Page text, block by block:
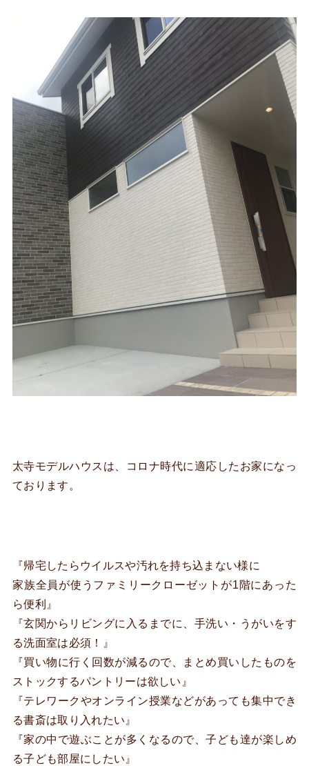
太寺モデルハウスは、コロナ時代に適応したお家になっ
ております。
『帰宅したらウイルスや汚れを持ち込まない様に
家族全員が使うファミリークローゼットが1階にあった
ら便利』
『玄関からリビングに入るまでに、手洗い・うがいをす
る洗面室は必須！』
『買い物に行く回数が減るので、まとめ買いしたものを
ストックするパントリーは欲しい』
『テレワークやオンライン授業などがあっても集中でき
る書斎は取り入れたい』
『家の中で遊ぶことが多くなるので、子ども達が楽しめ
る子ども部屋にしたい』